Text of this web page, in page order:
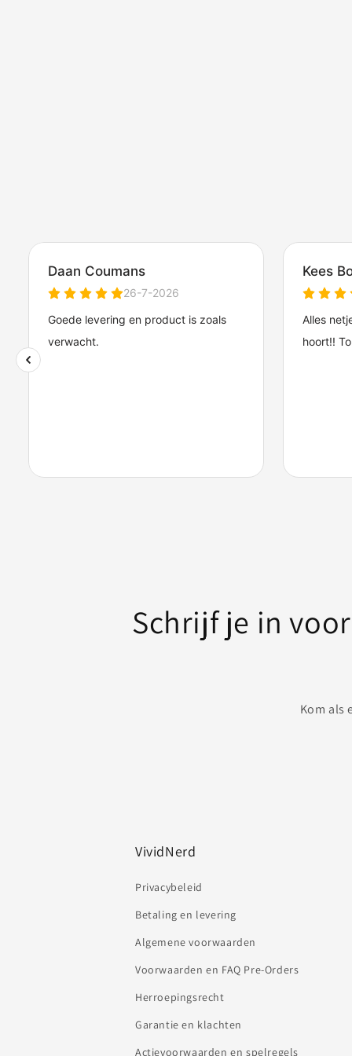
Schrijf je in
Kom als
VividNerd
Privacybeleid
Betaling en levering
Algemene voorwaarden
Voorwaarden en FAQ Pre-Orders
Herroepingsrecht
Garantie en klachten
Actievoorwaarden en spelregels